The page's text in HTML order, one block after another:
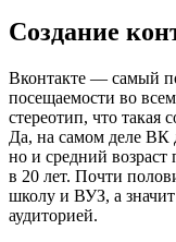
Создание
Вконтакте — самый
посещаемости во
стереотип, что такая
Да, на самом деле ВК
но и средний возраст
в 20 лет. Почти
школу и ВУЗ, а
аудиторией.